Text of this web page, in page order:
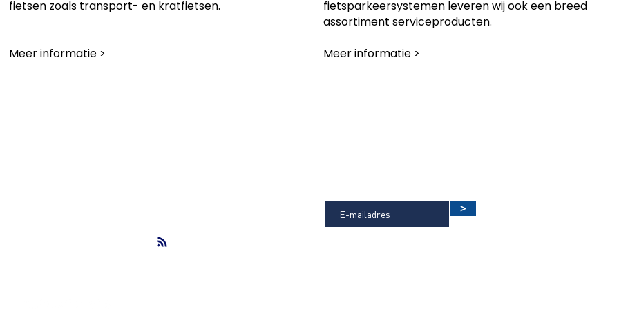
fietsen zoals transport- en kratfietsen.
Meer informatie >
fietsparkeersystemen leveren wij ook een breed
assortiment serviceproducten.
Meer informatie >
>